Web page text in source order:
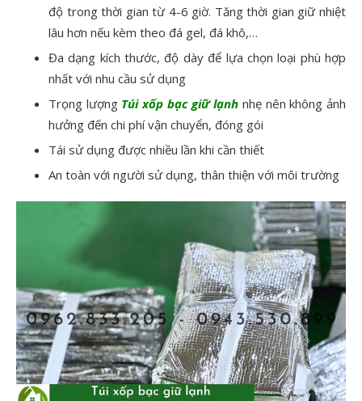
độ trong thời gian từ 4-6 giờ. Tăng thời gian giữ nhiệt
lâu hơn nếu kèm theo đá gel, đá khô,…
Đa dạng kích thước, độ dày để lựa chọn loại phù hợp
nhất với nhu cầu sử dụng
Trọng lượng Túi xốp bạc giữ lạnh nhẹ nên không ảnh
hưởng đến chi phí vận chuyển, đóng gói
Tái sử dụng được nhiều lần khi cần thiết
An toàn với người sử dụng, thân thiện với môi trường